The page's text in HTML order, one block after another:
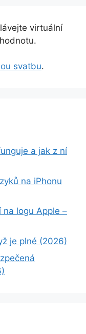
virtuální
svatbu.
a jak z ní
na iPhonu
logu Apple –
je plné (2026)